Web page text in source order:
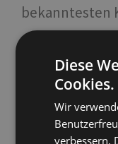
bekanntesten
größere und
Produzenten
berühmte
und vielem
Diese
Cookies.
Wir
verbessern.